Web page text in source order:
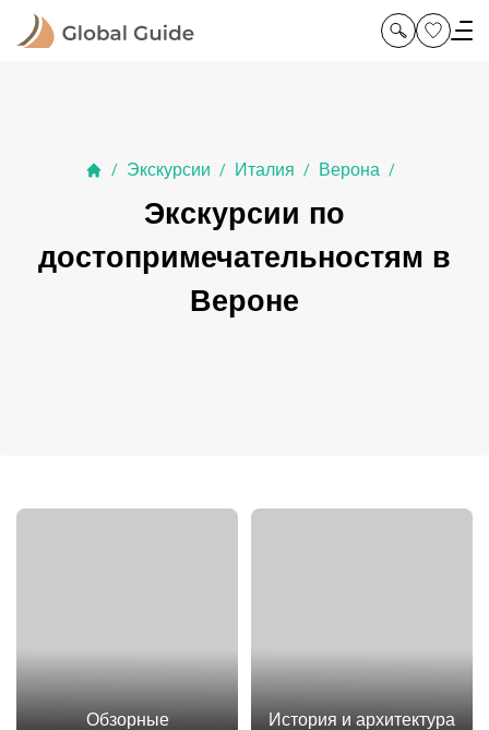
/ Экскурсии / Италия / Верона /
Экскурсии по
достопримечательностям в
Вероне
Обзорные История и архитектура